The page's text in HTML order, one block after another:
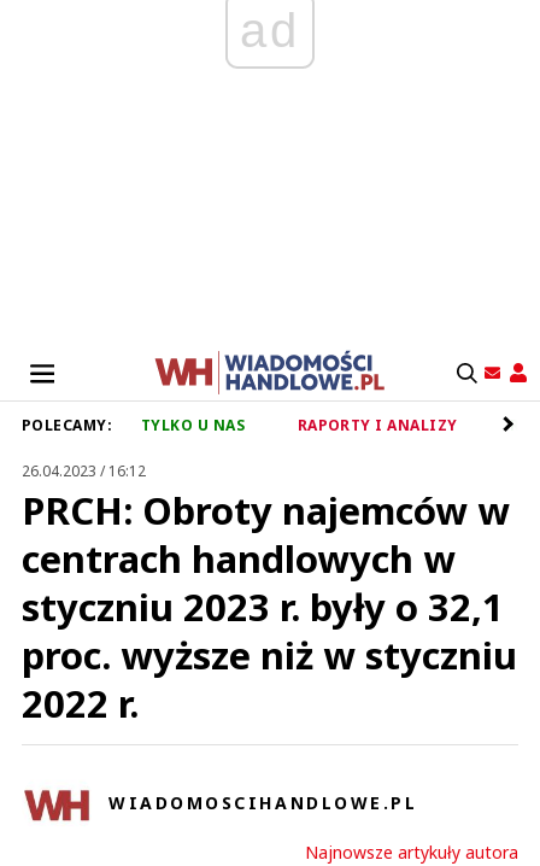
ad
POLECAMY: TYLKO U NAS RAPORTY I ANALIZY
26.04.2023 / 16:12
PRCH: Obroty najemców w
centrach handlowych w
styczniu 2023 r. były o 32,1
proc. wyższe niż w styczniu
2022 r.
WIADOMOSCIHANDLOWE.PL
Najnowsze artykuły autora